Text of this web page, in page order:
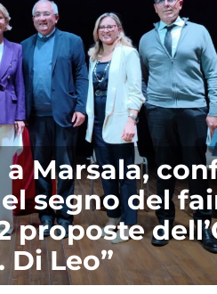
Marsala,
segno del
proposte
Di Leo”